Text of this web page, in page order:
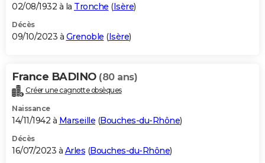
02/08/1932 à la Tronche (Isère)
Décès
09/10/2023 à Grenoble (Isère)
France BADINO (80 ans)
Créer une cagnotte obsèques
Naissance
14/11/1942 à Marseille (Bouches-du-Rhône)
Décès
16/07/2023 à Arles (Bouches-du-Rhône)